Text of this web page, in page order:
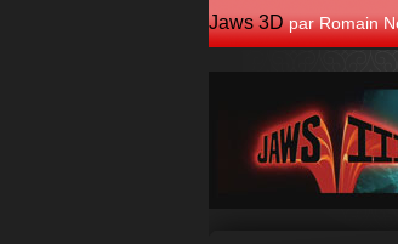
Jaws 3D par Romain